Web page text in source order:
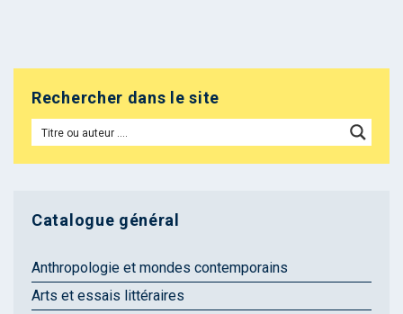
Rechercher dans le site
Catalogue général
Anthropologie et mondes contemporains
Arts et essais littéraires